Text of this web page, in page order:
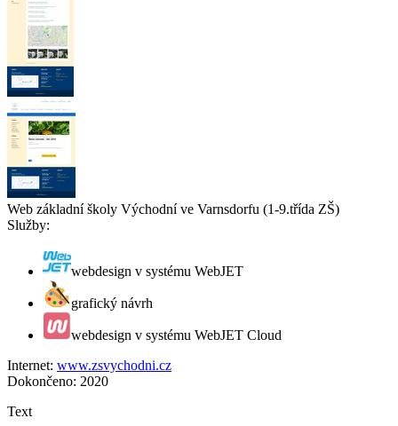
Web základní školy Východní ve Varnsdorfu (1-9.třída ZŠ)
Služby:
webdesign v systému WebJET
grafický návrh
webdesign v systému WebJET Cloud
Internet: www.zsvychodni.cz
Dokončeno: 2020
Text